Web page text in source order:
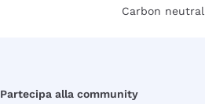
Carbon neutral
Partecipa alla community